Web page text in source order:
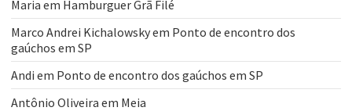
Maria em Hamburguer Grã Filé
Marco Andrei Kichalowskyem Ponto de encontro dos
gaúchos em SP
Andi em Ponto de encontro dos gaúchos em SP
Antônio Oliveira em Meia